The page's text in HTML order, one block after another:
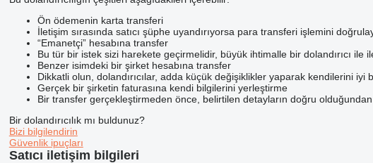
Ön ödemenin karta transferi
İletişim sırasında satıcı şüphe uyandırıyorsa para transferi işlemini
“Emanetçi” hesabına transfer
Bu tür bir istek sizi harekete geçirmelidir, büyük ihtimalle bir dolandırıcı ile
Benzer isimdeki bir şirket hesabına transfer
Dikkatli olun, dolandırıcılar, adda küçük değişiklikler yaparak kendilerini
Gerçek bir şirketin faturasına kendi bilgilerini yerleştirme
Bir transfer gerçekleştirmeden önce, belirtilen detayların doğru
Bir dolandırıcılık mı buldunuz?
Bizi bilgilendirin
Güvenlik ipuçları
Satıcı iletişim bilgileri